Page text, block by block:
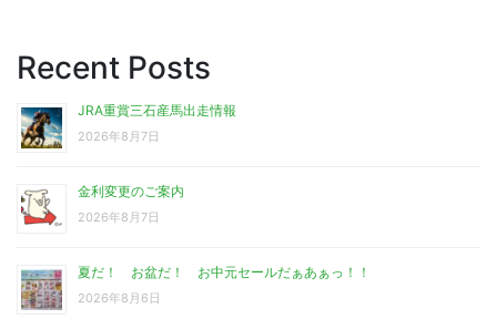
Recent Posts
JRA重賞三石産馬出走情報
2026年8月7日
金利変更のご案内
2026年8月7日
夏だ！ お盆だ！ お中元セールだぁあぁっ！！
2026年8月6日